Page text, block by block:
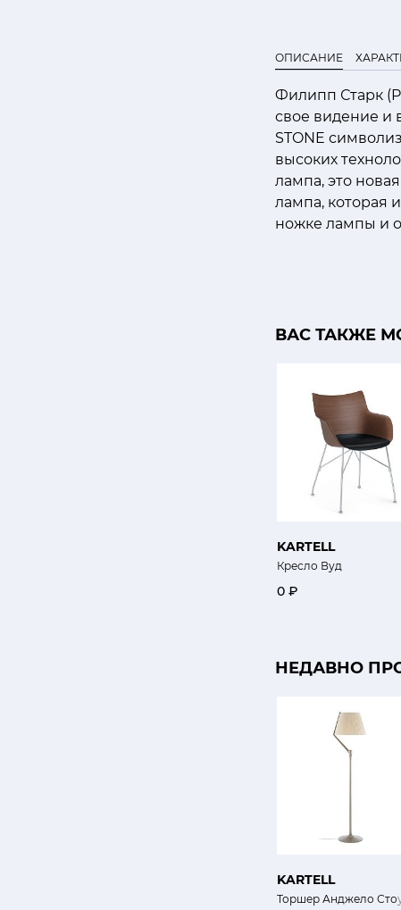
ОПИСАНИЕ
Филипп Старк
свое видение и
STONE
высоких
лампа, это
лампа, которая
ножке лампы и
ВАС ТАКЖЕ
KARTELL
Кресло Вуд
0 ₽
НЕДАВНО
KARTELL
Торшер Анджело